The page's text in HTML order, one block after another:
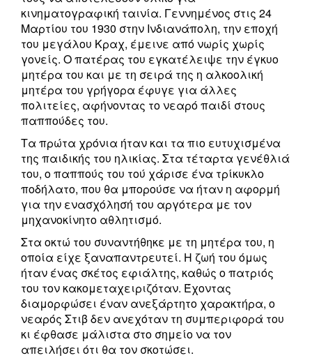
κινηματογραφική ταινία. Γεννημένος στις 24
Μαρτίου του 1930 στην Ινδιανάπολη, την εποχή
του μεγάλου Κραχ, έμεινε από νωρίς χωρίς
γονείς. Ο πατέρας του εγκατέλειψε την έγκυο
μητέρα του και με τη σειρά της η αλκοολική
μητέρα του γρήγορα έφυγε για άλλες
πολιτείες, αφήνοντας το νεαρό παιδί στους
παππούδες του.
Τα πρώτα χρόνια ήταν και τα πιο ευτυχισμένα
της παιδικής του ηλικίας. Στα τέταρτα γενέθλιά
του, ο παππούς του τού χάρισε ένα τρίκυκλο
ποδήλατο, που θα μπορούσε να ήταν η αφορμή
για την ενασχόλησή του αργότερα με τον
μηχανοκίνητο αθλητισμό.
Στα οκτώ του συναντήθηκε με τη μητέρα του, η
οποία είχε ξαναπαντρευτεί. Η ζωή του όμως
ήταν ένας σκέτος εφιάλτης, καθώς ο πατριός
του τον κακομεταχειριζόταν. Έχοντας
διαμορφώσει έναν ανεξάρτητο χαρακτήρα, ο
νεαρός Στιβ δεν ανεχόταν τη συμπεριφορά του
κι έφθασε μάλιστα στο σημείο να τον
απειλήσει ότι θα τον σκοτώσει.